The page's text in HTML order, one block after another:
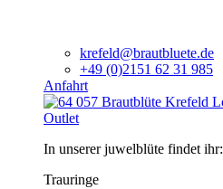
krefeld@brautbluete.de
+49 (0)2151 62 31 985
Anfahrt
Outlet
In unserer juwelblüte findet ihr:
Trauringe